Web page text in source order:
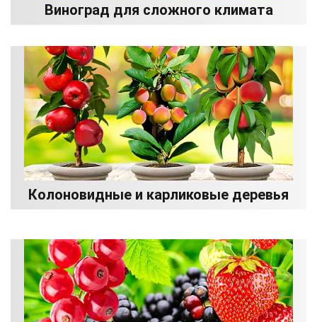
Виноград для сложного климата
Колоновидные и карликовые деревья